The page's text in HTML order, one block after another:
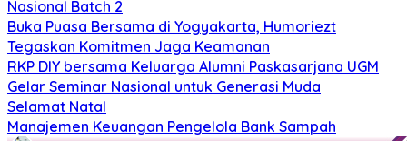
Nasional Batch 2
Buka Puasa Bersama di Yogyakarta, Humoriezt
Tegaskan Komitmen Jaga Keamanan
RKP DIY bersama Keluarga Alumni Paskasarjana UGM
Gelar Seminar Nasional untuk Generasi Muda
Selamat Natal
Manajemen Keuangan Pengelola Bank Sampah